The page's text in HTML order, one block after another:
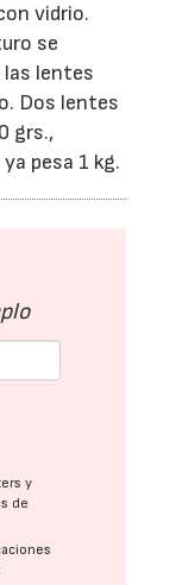
vidrio.
se
las lentes
Dos lentes
grs.,
pesa 1 kg.
y
de